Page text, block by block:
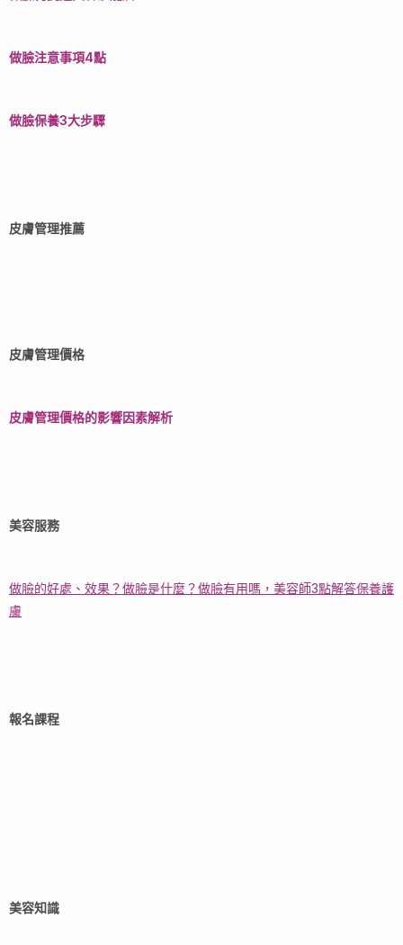
做臉注意事項4點
做臉保養3大步驟
皮膚管理推薦
皮膚管理價格
皮膚管理價格的影響因素解析
美容服務
做臉的好處、效果？做臉是什麼？做臉有用嗎，美容師3點解答保養護
膚
報名課程​
美容知識